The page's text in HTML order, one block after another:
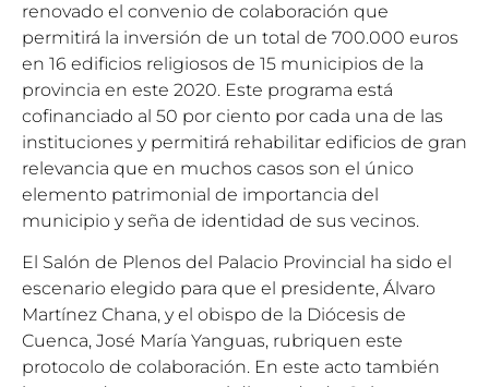
renovado el convenio de colaboración que
permitirá la inversión de un total de 700.000 euros
en 16 edificios religiosos de 15 municipios de la
provincia en este 2020. Este programa está
cofinanciado al 50 por ciento por cada una de las
instituciones y permitirá rehabilitar edificios de gran
relevancia que en muchos casos son el único
elemento patrimonial de importancia del
municipio y seña de identidad de sus vecinos.
El Salón de Plenos del Palacio Provincial ha sido el
escenario elegido para que el presidente, Álvaro
Martínez Chana, y el obispo de la Diócesis de
Cuenca, José María Yanguas, rubriquen este
protocolo de colaboración. En este acto también